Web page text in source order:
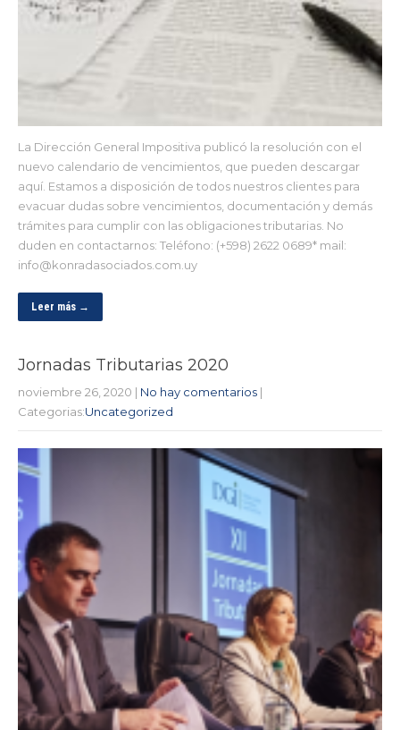
La Dirección General Impositiva publicó la resolución con el
nuevo calendario de vencimientos, que pueden descargar
aquí. Estamos a disposición de todos nuestros clientes para
evacuar dudas sobre vencimientos, documentación y demás
trámites para cumplir con las obligaciones tributarias. No
duden en contactarnos: Teléfono: (+598) 2622 0689* mail:
info@konradasociados.com.uy
Leer más →
Jornadas Tributarias 2020
noviembre 26, 2020 | No hay comentarios |
Categorias:Uncategorized